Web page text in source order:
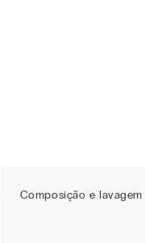
Composição e lavagem